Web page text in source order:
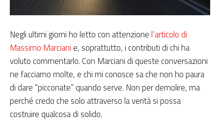
Negli ultimi giorni ho letto con attenzionel’articolo di
Massimo Marciani e, soprattutto, i contributi di chi ha
voluto commentarlo. Con Marciani di queste conversazioni
ne facciamo molte, e chi mi conosce sa che non ho paura
di dare “picconate” quando serve. Non per demolire, ma
perché credo che solo attraverso la verità si possa
costruire qualcosa di solido.